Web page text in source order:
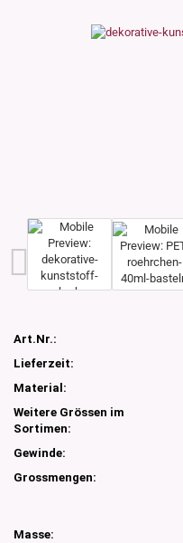
Art.Nr.:
Lieferzeit:
Material:
Weitere Grössen im
Sortimen:
Gewinde:
Grossmengen:
Masse: